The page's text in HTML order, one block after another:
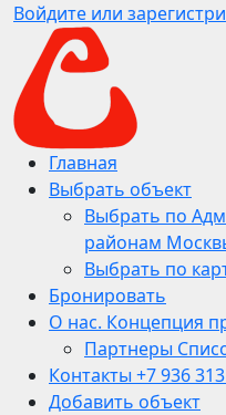
Войдите или
Главная
Выбрать объект
Выбрать по
районам
Выбрать по
Бронировать
О нас. Концепция
Партнеры
Контакты +7 936
Добавить объект